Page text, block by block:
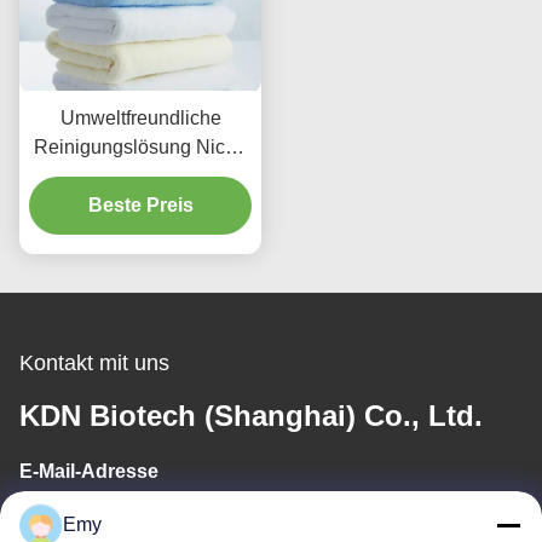
Umweltfreundliche
Reinigungslösung Nicht-
toxische
Haushaltsenzymen
Waschmittel Zutaten
Beste Preis
Kontakt mit uns
KDN Biotech (Shanghai) Co., Ltd.
E-Mail-Adresse
panxy@vlandgroup.com
Emy